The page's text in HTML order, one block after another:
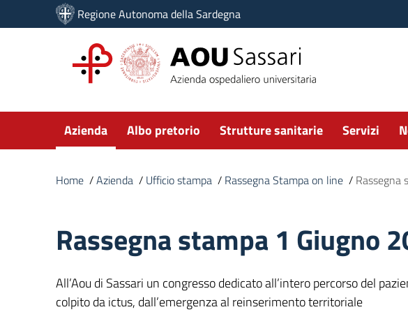
Vai ai contenuti
Vai al menu di navigazione
Vai al footer
Regione Autonoma della Sardegna
Submenu
Azienda Albo pretorio Strutture sanitarie Servizi
Home /Azienda / Ufficio stampa / Rassegna Stampa on line / Rassegna
Rassegna stampa 1 Giugno
All’Aou di Sassari un congresso dedicato all’intero percorso del
colpito da ictus, dall’emergenza al reinserimento territoriale